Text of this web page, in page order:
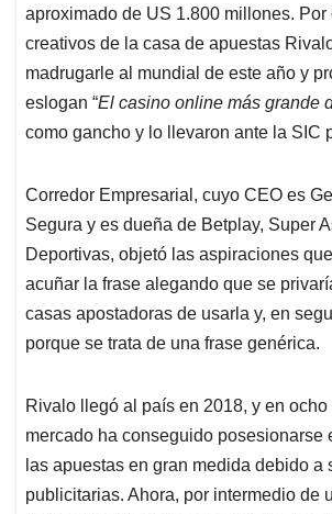
p
p
o
k
I
n
s
aproximado de US 1.800 millones. Por
creativos de la casa de apuestas
madrugarle al mundial de este año y
eslogan “El casino online más grande
como gancho y lo llevaron ante la SIC
Corredor Empresarial, cuyo CEO es
Segura y es dueña de Betplay, Super
Deportivas, objetó las aspiraciones
acuñar la frase alegando que se
casas apostadoras de usarla y, en
porque se trata de una frase genérica.
Rivalo llegó al país en 2018, y en ocho
mercado ha conseguido posesionarse
las apuestas en gran medida debido a
publicitarias. Ahora, por intermedio de